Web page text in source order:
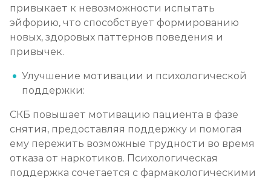
привыкает к невозможности испытать
эйфорию, что способствует формированию
новых, здоровых паттернов поведения и
привычек.
Улучшение мотивации и психологической
поддержки:
СКБ повышает мотивацию пациента в фазе
снятия, предоставляя поддержку и помогая
ему пережить возможные трудности во время
отказа от наркотиков. Психологическая
поддержка сочетается с фармакологическими